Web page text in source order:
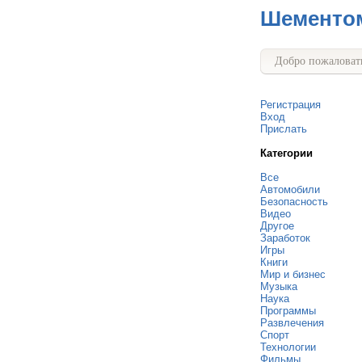
Добро
Регистрация
Вход
Прислать
Категории
Все
Автомобили
Безопасность
Видео
Другое
Заработок
Игры
Книги
Мир и бизнес
Музыка
Наука
Программы
Развлечения
Спорт
Технологии
Фильмы